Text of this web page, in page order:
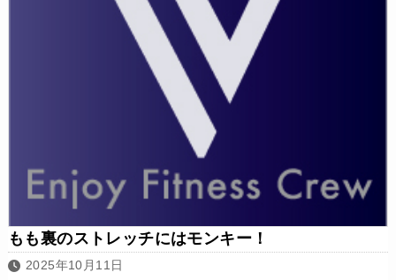
もも裏のストレッチにはモンキー！
2025年10月11日